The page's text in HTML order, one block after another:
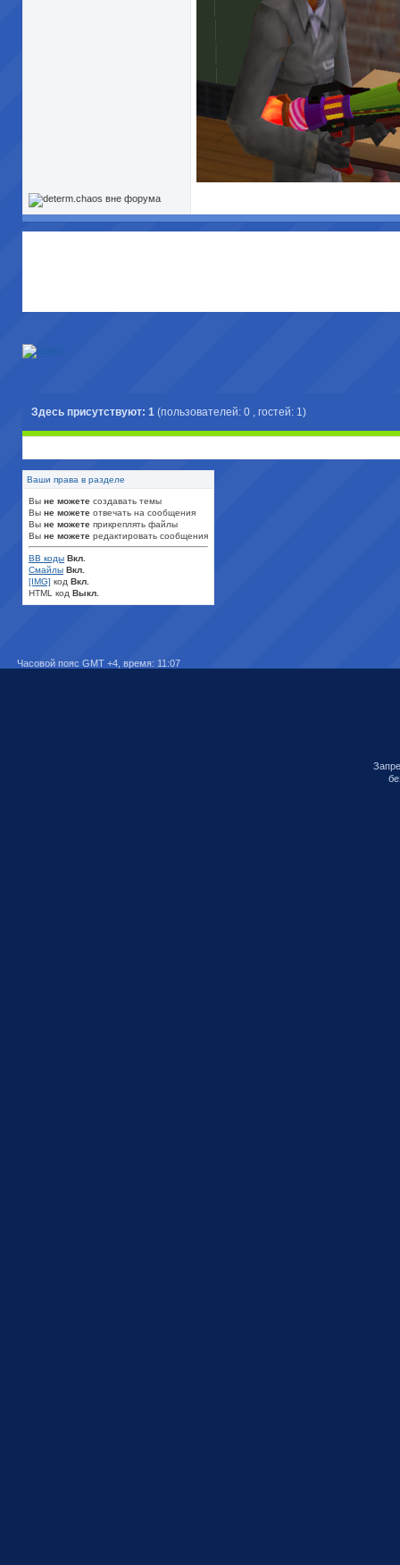
Здесь присутствуют: 1 (пользователей: 0 , гостей: 1)
Ваши права в разделе
Вы не можете создавать темы
Вы не можете отвечать на сообщения
Вы не можете прикреплять файлы
Вы не можете редактировать сообщения
BB коды Вкл.
Смайлы Вкл.
[IMG] код Вкл.
HTML код Выкл.
Часовой пояс GMT +4, время: 11:07